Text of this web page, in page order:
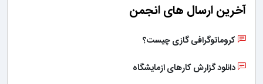
آخرین ارسال های انجمن
کروماتوگرافی گازی چیست؟
دانلود گزارش کارهای ازمایشگاه